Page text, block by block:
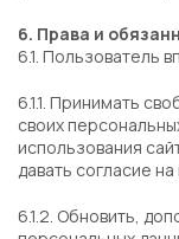
6. Права и
6.1. Пользователь
6.1.1. Принимать
своих
использования
давать согласие
6.1.2. Обновить,